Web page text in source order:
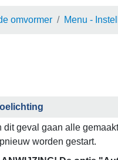
omvormer Menu -
dit geval gaan alle
worden gestart.